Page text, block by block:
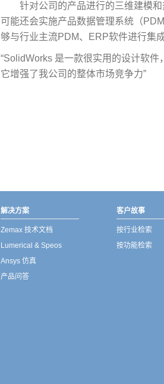
针对公司的产品进行的三维建模
可能还会实施产品数据管理系统（
够与行业主流PDM、ERP软件进行集
“SolidWorks 是一款很实用的设计软
它增强了我公司的整体市场竞争力”
解决方案
Zemax 技术文档
Lumerical & Speos
Ansys 仿真
产品问答
客户故事
按行业检索
按功能检索